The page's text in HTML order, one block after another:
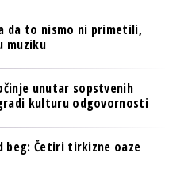
da to nismo ni primetili,
muziku
unutar sopstvenih
kulturu odgovornosti
beg: Četiri tirkizne oaze